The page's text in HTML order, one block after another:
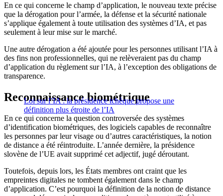
En ce qui concerne le champ d’application, le nouveau texte précise
que la dérogation pour l’armée, la défense et la sécurité nationale
s’applique également à toute utilisation des systèmes d’IA, et pas
seulement à leur mise sur le marché.
Une autre dérogation a été ajoutée pour les personnes utilisant l’IA à
des fins non professionnelles, qui ne relèveraient pas du champ
d’application du règlement sur l’IA, à l’exception des obligations de
transparence.
Loi sur l’IA : la présidence tchèque propose une
définition plus étroite de l’IA
Reconnaissance biométrique
En ce qui concerne la question controversée des systèmes
d’identification biométriques, des logiciels capables de reconnaître
les personnes par leur visage ou d’autres caractéristiques, la notion
de distance a été réintroduite. L’année dernière, la présidence
slovène de l’UE avait supprimé cet adjectif, jugé déroutant.
Toutefois, depuis lors, les États membres ont craint que les
empreintes digitales ne tombent également dans le champ
d’application. C’est pourquoi la définition de la notion de distance